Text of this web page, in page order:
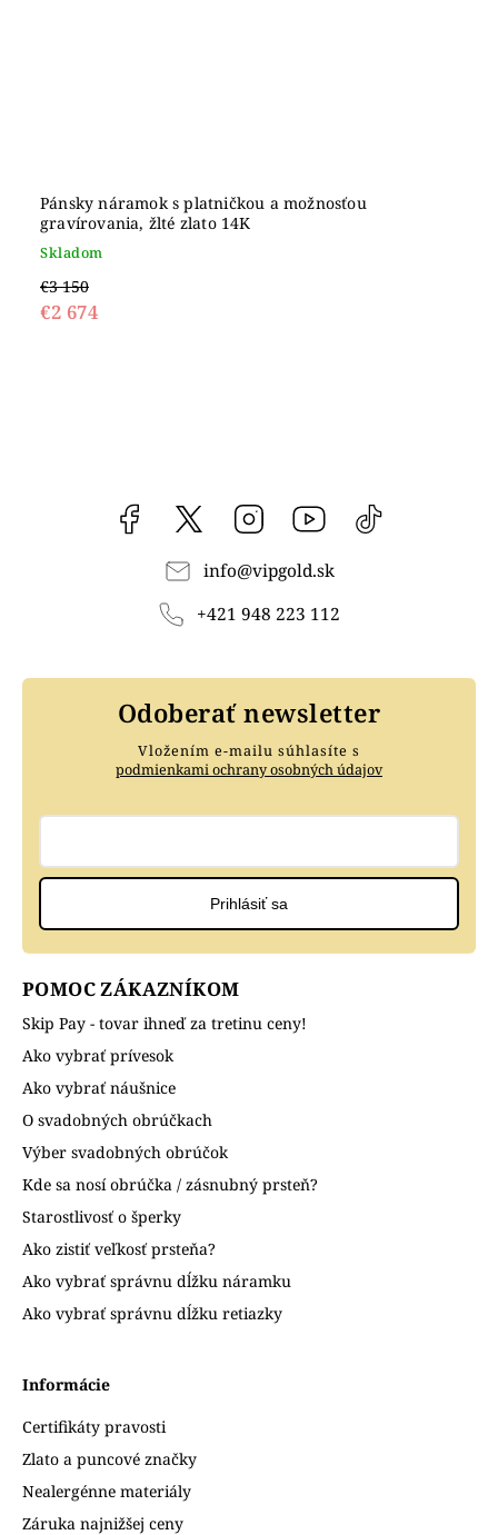
Pánsky náramok s platničkou a možnosťou
gravírovania, žlté zlato 14K
Skladom
€3 150
€2 674
Facebook vipgoldsk Instagram YouTube
info@vipgold.sk
+421 948 223 112
POMOC ZÁKAZNÍKOM
Skip Pay - tovar ihneď za tretinu ceny!
Ako vybrať prívesok
Ako vybrať náušnice
O svadobných obrúčkach
Výber svadobných obrúčok
Kde sa nosí obrúčka / zásnubný prsteň?
Starostlivosť o šperky
Ako zistiť veľkosť prsteňa?
Ako vybrať správnu dĺžku náramku
Ako vybrať správnu dĺžku retiazky
Informácie
Certifikáty pravosti
Zlato a puncové značky
Nealergénne materiály
Záruka najnižšej ceny
Odoberať newsletter
Vložením e-mailu súhlasíte s
podmienkami ochrany osobných údajov
Prihlásiť sa